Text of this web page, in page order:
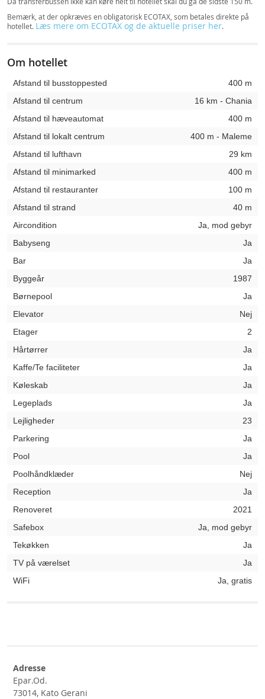
Bemærk, at der opkræves en obligatorisk ECOTAX, som betales direkte på
hotellet. Læs mere om ECOTAX og de aktuelle priser her.
Om hotellet
Afstand til busstoppested
400 m
Afstand til centrum
16 km - Chania
Afstand til hæveautomat
400 m
Afstand til lokalt centrum
400 m - Maleme
Afstand til lufthavn
29 km
Afstand til minimarked
400 m
Afstand til restauranter
100 m
Afstand til strand
40 m
Aircondition
Ja, mod gebyr
Babyseng
Ja
Bar
Ja
Byggeår
1987
Børnepool
Ja
Elevator
Nej
Etager
2
Hårtørrer
Ja
Kaffe/Te faciliteter
Ja
Køleskab
Ja
Legeplads
Ja
Lejligheder
23
Parkering
Ja
Pool
Ja
Poolhåndklæder
Nej
Reception
Ja
Renoveret
2021
Safebox
Ja, mod gebyr
Tekøkken
Ja
TV på værelset
Ja
WiFi
Ja, gratis
Adresse
Epar.Od.
73014, Kato Gerani